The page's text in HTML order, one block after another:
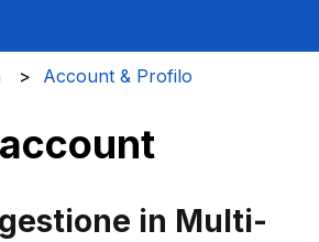
Account & Profilo
in Multi-